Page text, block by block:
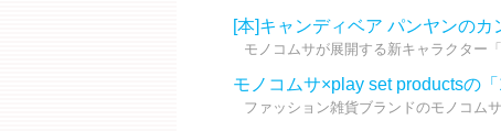
[本]キャンディベア パンヤンの
モノコムサが展開する新キャラクター
モノコムサ×play set productsの「
ファッション雑貨ブランドのモノコム